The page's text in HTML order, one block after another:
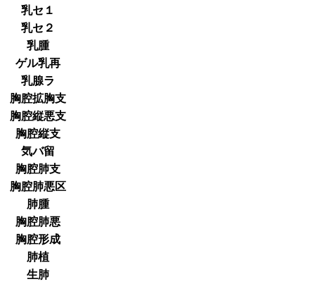
乳セ１
乳セ２
乳腫
ゲル乳再
乳腺ラ
胸腔拡胸支
胸腔縦悪支
胸腔縦支
気バ留
胸腔肺支
胸腔肺悪区
肺腫
胸腔肺悪
胸腔形成
肺植
生肺